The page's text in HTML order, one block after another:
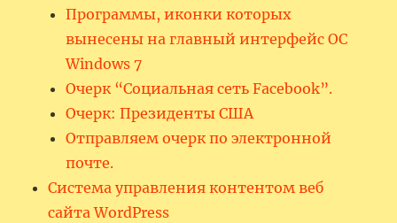
Программы, иконки которых
вынесены на главный интерфейс ОС
Windows 7
Очерк “Социальная сеть Facebook”.
Очерк: Президенты США
Отправляем очерк по электронной
почте.
Система управления контентом веб
сайта WordPress